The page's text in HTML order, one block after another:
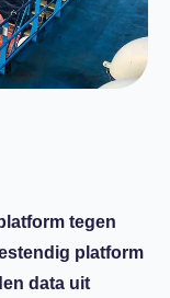
tegen
platform
data uit